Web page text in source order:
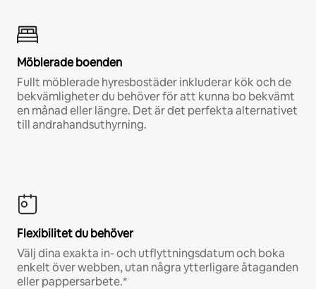
Möblerade boenden
Fullt möblerade hyresbostäder inkluderar kök och de
bekvämligheter du behöver för att kunna bo bekvämt
en månad eller längre. Det är det perfekta alternativet
till andrahandsuthyrning.
Flexibilitet du behöver
Välj dina exakta in- och utflyttningsdatum och boka
enkelt över webben, utan några ytterligare åtaganden
eller pappersarbete.*